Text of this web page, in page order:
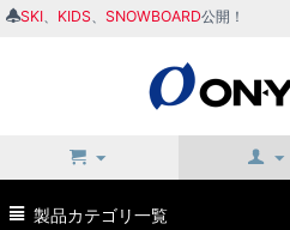
SKI KIDS SNOWBOARD公開！
製品カテゴリ一覧